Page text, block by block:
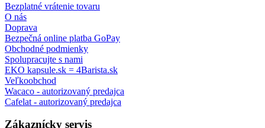
Bezplatné vrátenie tovaru
O nás
Doprava
Bezpečná online platba GoPay
Obchodné podmienky
Spolupracujte s nami
EKO kapsule.sk = 4Barista.sk
Veľkoobchod
Wacaco - autorizovaný predajca
Cafelat - autorizovaný predajca
Zákaznícky servis